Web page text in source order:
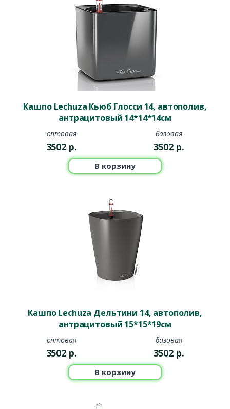
Кашпо Lechuza Кьюб Глосси 14, автополив,
антрацитовый 14*14*14см
оптовая
3502 р.
базовая
3502 р.
В корзину
Кашпо Lechuza Дельтини 14, автополив,
антрацитовый 15*15*19см
оптовая
3502 р.
базовая
3502 р.
В корзину